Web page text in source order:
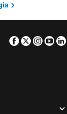
Facebook
Twitter